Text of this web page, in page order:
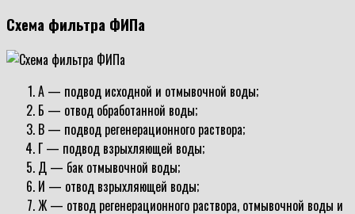
Схема фильтра ФИПа
А — подвод исходной и отмывочной воды;
Б — отвод обработанной воды;
В — подвод регенерационного раствора;
Г — подвод взрыхляющей воды;
Д — бак отмывочной воды;
И — отвод взрыхляющей воды;
Ж — отвод регенерационного раствора, отмывочной воды и